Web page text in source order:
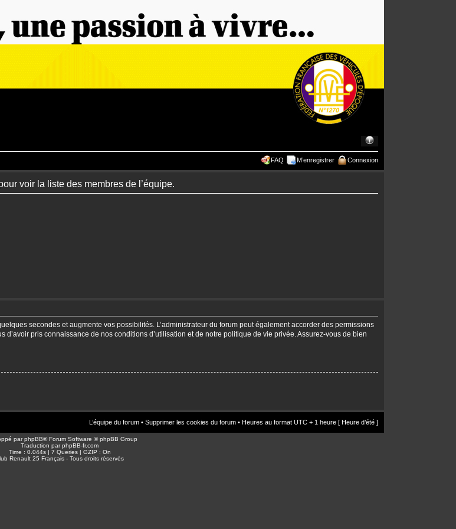
FAQ M’enregistrer Connexion
voir la liste des membres de l’équipe.
secondes et augmente vos possibilités. L’administrateur du forum peut également accorder des permissions
pris connaissance de nos conditions d’utilisation et de notre politique de vie privée. Assurez-vous de bien
L’équipe du forum • Supprimer les cookies du forum • Heures au format UTC + 1 heure [ Heure d’été ]
parphpBB® Forum Software © phpBB Group
Traduction parphpBB-fr.com
Time : 0.044s | 7 Queries | GZIP : On
Renault 25 Français - Tous droits réservés